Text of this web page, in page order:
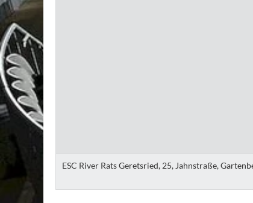
ESC River Rats Geretsried, 25, Jahnstraße,